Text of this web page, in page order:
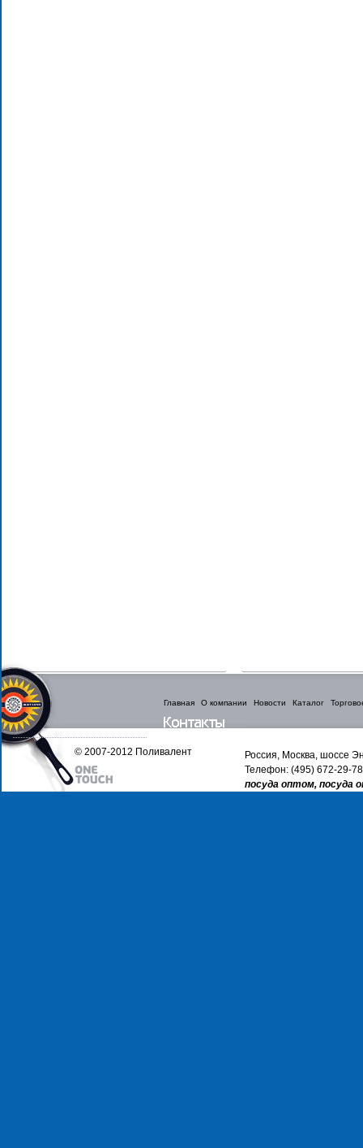
Главная О компании Новости Каталог
Россия, Москва, шоссе
Телефон: (495) 672-29-
посуда оптом, посуда
© 2007-2012 Поливалент